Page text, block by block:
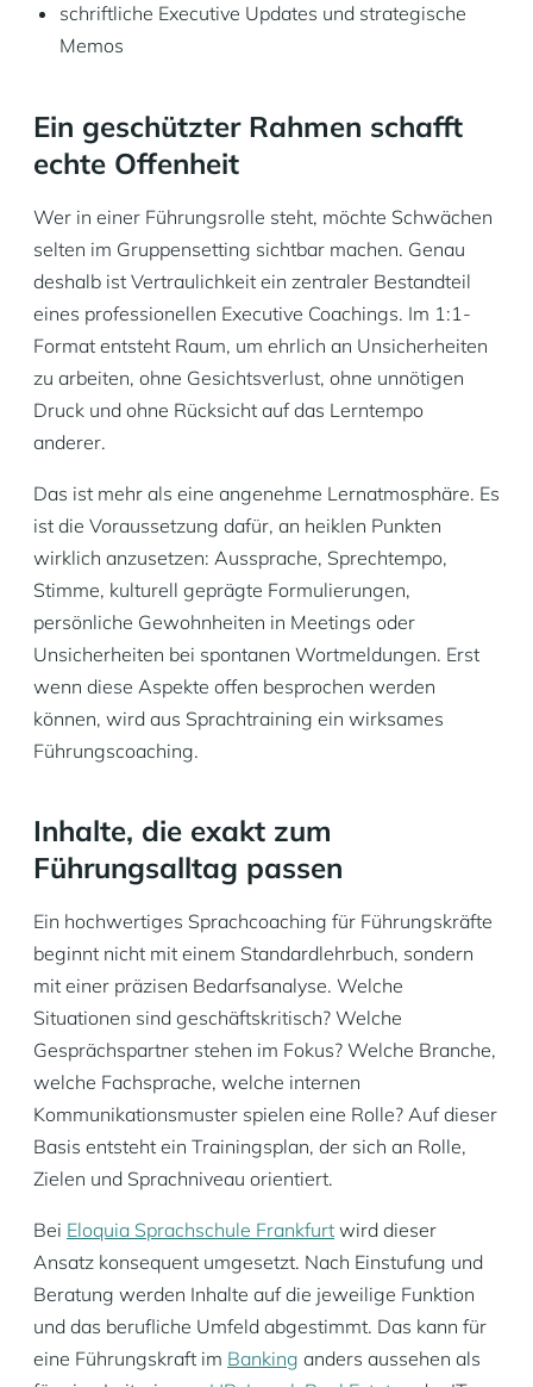
schriftliche Executive Updates und strategische
Memos
Ein geschützter Rahmen schafft
echte Offenheit
Wer in einer Führungsrolle steht, möchte Schwächen
selten im Gruppensetting sichtbar machen. Genau
deshalb ist Vertraulichkeit ein zentraler Bestandteil
eines professionellen Executive Coachings. Im 1:1-
Format entsteht Raum, um ehrlich an Unsicherheiten
zu arbeiten, ohne Gesichtsverlust, ohne unnötigen
Druck und ohne Rücksicht auf das Lerntempo
anderer.
Das ist mehr als eine angenehme Lernatmosphäre. Es
ist die Voraussetzung dafür, an heiklen Punkten
wirklich anzusetzen: Aussprache, Sprechtempo,
Stimme, kulturell geprägte Formulierungen,
persönliche Gewohnheiten in Meetings oder
Unsicherheiten bei spontanen Wortmeldungen. Erst
wenn diese Aspekte offen besprochen werden
können, wird aus Sprachtraining ein wirksames
Führungscoaching.
Inhalte, die exakt zum
Führungsalltag passen
Ein hochwertiges Sprachcoaching für Führungskräfte
beginnt nicht mit einem Standardlehrbuch, sondern
mit einer präzisen Bedarfsanalyse. Welche
Situationen sind geschäftskritisch? Welche
Gesprächspartner stehen im Fokus? Welche Branche,
welche Fachsprache, welche internen
Kommunikationsmuster spielen eine Rolle? Auf dieser
Basis entsteht ein Trainingsplan, der sich an Rolle,
Zielen und Sprachniveau orientiert.
Bei Eloquia Sprachschule Frankfurt wird dieser
Ansatz konsequent umgesetzt. Nach Einstufung und
Beratung werden Inhalte auf die jeweilige Funktion
und das berufliche Umfeld abgestimmt. Das kann für
eine Führungskraft im Banking anders aussehen als